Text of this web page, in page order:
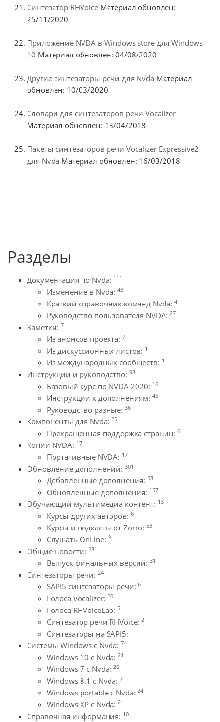
Синтезатор RHVoice Материал обновлен:
25/11/2020
Приложение NVDA в Windows store для Windows
10 Материал обновлен: 04/08/2020
Другие синтезаторы речи для Nvda Материал
обновлен: 10/03/2020
Словари для синтезаторов речи Vocalizer
Материал обновлен: 18/04/2018
Пакеты синтезаторов речи Vocalizer Expressive2
для Nvda Материал обновлен: 16/03/2018
Разделы
Документация по Nvda: 111
Изменение в Nvda: 43
Краткий справочник команд Nvda: 41
Руководство пользователя NVDA: 27
Заметки: 7
Из анонсов проекта: 7
Из дискуссионных листов: 1
Из международных сообществ: 1
Инструкции и руководство: 98
Базовый курс по NVDA 2020: 16
Инструкции к дополнениям: 45
Руководство разные: 36
Компоненты для Nvda: 25
Прекращенная поддержка страниц: 6
Копии NVDA: 17
Портативные NVDA: 17
Обновление дополнений: 301
Добавленные дополнения: 58
Обновленные дополнения: 157
Обучающий мультимедиа контент: 13
Курсы других авторов: 6
Курсы и подкасты от Zorro: 53
Слушать OnLine: 9
Общие новости: 281
Выпуск финальных версий: 31
Синтезаторы речи: 24
SAPI5 синтезаторы речи: 6
Голоса Vocalizer: 30
Голоса RHVoiceLab: 5
Синтезатор речи RHVoice: 2
Синтезаторы на SAPI5: 1
Системы Windows с Nvda: 74
Windows 10 с Nvda: 21
Windows 7 с Nvda: 20
Windows 8.1 с Nvda: 7
Windows portable с Nvda: 24
Windows XP с Nvda: 2
Справочная информация: 10